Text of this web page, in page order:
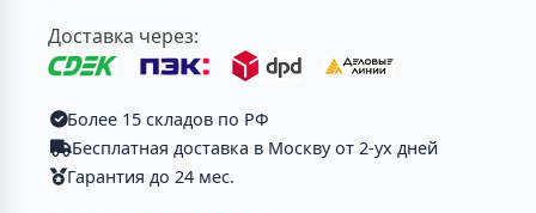
Доставка через:
Более 15 складов по РФ
Бесплатная доставка в Москву от 2-ух дней
Гарантия до 24 мес.